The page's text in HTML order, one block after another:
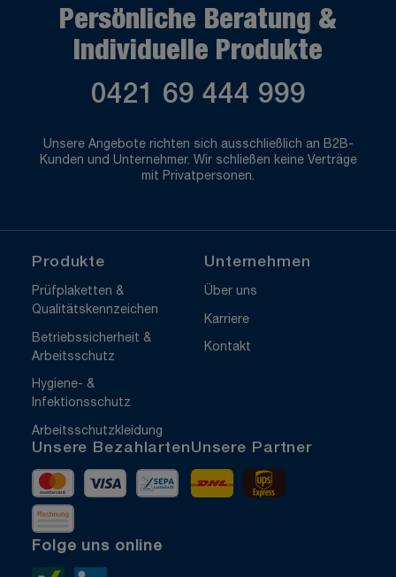
Persönliche Beratung &
Individuelle Produkte
0421 69 444 999
Unsere Angebote richten sich ausschließlich an B2B-
Kunden und Unternehmer. Wir schließen keine Verträge
mit Privatpersonen.
Produkte
Prüfplaketten &
Qualitätskennzeichen
Betriebssicherheit &
Arbeitsschutz
Hygiene- &
Infektionsschutz
Arbeitsschutzkleidung
Unternehmen
Über uns
Karriere
Kontakt
Unsere Bezahlarten
MastercardVisa Vorkasse
Rechnung
Unsere Partner
DHL
Folge uns online